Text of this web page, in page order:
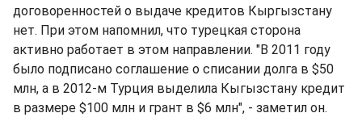
договоренностей о выдаче кредитов Кыргызстану
нет. При этом напомнил, что турецкая сторона
активно работает в этом направлении. "В 2011 году
было подписано соглашение о списании долга в $50
млн, а в 2012-м Турция выделила Кыгызстану кредит
в размере $100 млн и грант в $6 млн", - заметил он.